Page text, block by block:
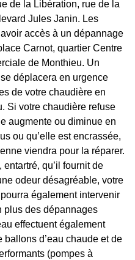
de la Libération, rue de la
Jules Janin. Les
accès à un dépannage
Carnot, quartier Centre
de Monthieu. Un
déplacera en urgence
de votre chaudière en
Si votre chaudière refuse
augmente ou diminue en
ou qu’elle est encrassée,
viendra pour la réparer.
qu’il fournit de
odeur désagréable, votre
également intervenir
plus des dépannages
effectuent également
ballons d’eau chaude et de
(pompes à